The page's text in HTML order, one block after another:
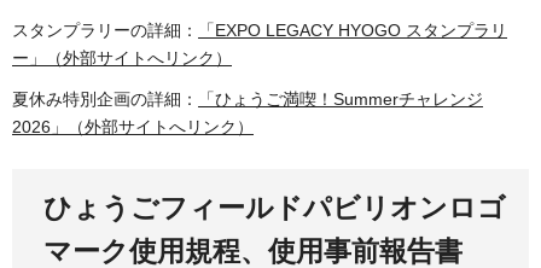
スタンプラリーの詳細：
「EXPO LEGACY HYOGO スタンプラリ
ー」（外部サイトへリンク）
夏休み特別企画の詳細：
「ひょうご満喫！Summerチャレンジ
2026」（外部サイトへリンク）
ひょうごフィールドパビリオンロゴ
マーク使用規程、使用事前報告書